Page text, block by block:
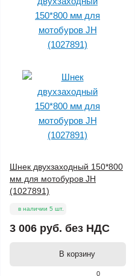
0
Шнек двухзаходный 150*800
мм для мотобуров JH
(1027891)
в наличии 5 шт.
3 006 руб. без НДС
В корзину